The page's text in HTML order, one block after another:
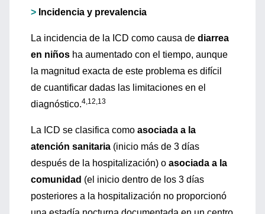
> Incidencia y prevalencia
La incidencia de la ICD como causa de diarrea
en niños ha aumentado con el tiempo, aunque
la magnitud exacta de este problema es difícil
de cuantificar dadas las limitaciones en el
diagnóstico.4,12,13
La ICD se clasifica como asociada a la
atención sanitaria (inicio más de 3 días
después de la hospitalización) o asociada a la
comunidad (el inicio dentro de los 3 días
posteriores a la hospitalización no proporcionó